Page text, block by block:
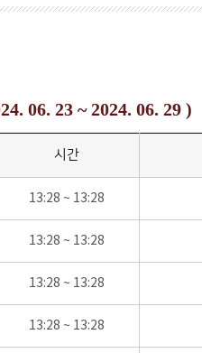
06. 23 ~ 2024. 06. 29 )
시간
13:28 ~ 13:28
13:28 ~ 13:28
13:28 ~ 13:28
13:28 ~ 13:28